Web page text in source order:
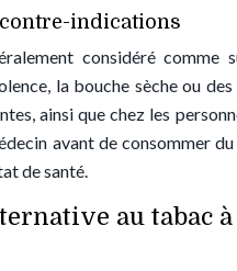
indications
considéré comme
la bouche sèche ou
ainsi que chez les
avant de consommer du
de santé.
au tabac